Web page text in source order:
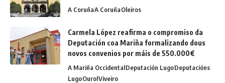
A CoruñaA CoruñaOleiros
Carmela López reafirma o compromiso da
Deputación coa Mariña formalizando dous
novos convenios por máis de 550.000€
A Mariña OccidentalDeputación LugoDeputacións
LugoOurolViveiro